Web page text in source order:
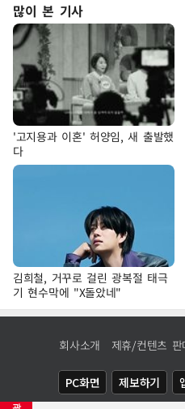
많이 본 기사
'고지용과 이혼' 허양임, 새 출발했
다
김희철, 거꾸로 걸린 광복절 태극
기 현수막에 "X돌았네"
회사소개 제휴/컨텐츠 판
PC화면 제보하기